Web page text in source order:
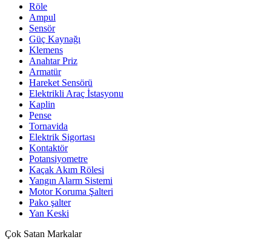
Röle
Ampul
Sensör
Güç Kaynağı
Klemens
Anahtar Priz
Armatür
Hareket Sensörü
Elektrikli Araç İstasyonu
Kaplin
Pense
Tornavida
Elektrik Sigortası
Kontaktör
Potansiyometre
Kaçak Akım Rölesi
Yangın Alarm Sistemi
Motor Koruma Şalteri
Pako şalter
Yan Keski
Çok Satan Markalar